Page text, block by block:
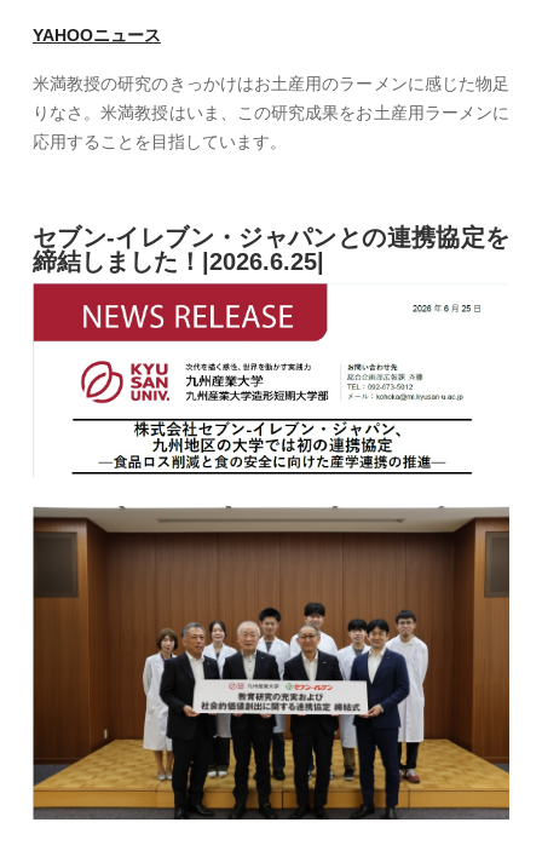
YAHOOニュース
米満教授の研究のきっかけはお土産用のラーメンに感じた物足
りなさ。米満教授はいま、この研究成果をお土産用ラーメンに
応用することを目指しています。
セブン-イレブン・ジャパンとの連携協定を
締結しました！|2026.6.25|